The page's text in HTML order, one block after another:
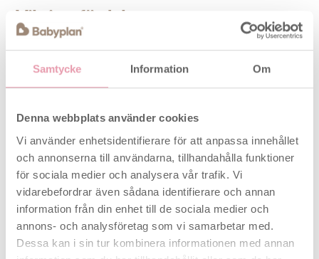
Samtycke Information Om
Denna webbplats använder cookies
Vi använder enhetsidentifierare för att anpassa innehållet
och annonserna till användarna, tillhandahålla funktioner
för sociala medier och analysera vår trafik. Vi
vidarebefordrar även sådana identifierare och annan
information från din enhet till de sociala medier och
annons- och analysföretag som vi samarbetar med.
Dessa kan i sin tur kombinera informationen med annan
Viktiga fördelar
Kan upptäcka graviditet upp till 6 dagar före
förväntad mens
Över 99 % tillförlitlighet från dagen då
DualSense-teknologin påvisar två hormoner:
hCG + FSH
DualSense-teknologin kan hjälpa till att
förhindra falskt positiva resultat hos ett
mycket litet antal kvinnor som inte är gravida,
men som kan ha låga nivåer av hCG i urinen
Floodguard™-teknologin hjälper till att
minska användarfel och ger ett tydligt
resultatfönster samt enkel användning.